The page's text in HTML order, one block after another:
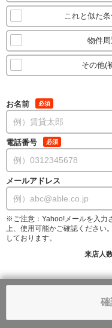
これと似た
物件
その他(
お名前 必須
電話番号 必須
メールアドレス
※ご注意：Yahoo!メールを入力
上、使用可能かご確認ください
しております。
来店人
確